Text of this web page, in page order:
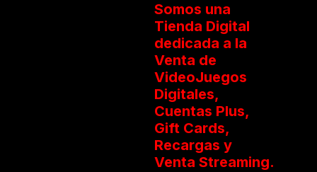
Somos una
Tienda Digital
dedicada a la
Venta de
VideoJuegos
Digitales,
Cuentas Plus,
Gift Cards,
Recargas y
Venta Streaming.